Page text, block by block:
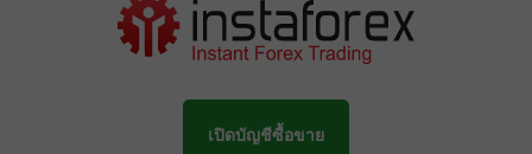
เปิดบัญชีซื้อขาย